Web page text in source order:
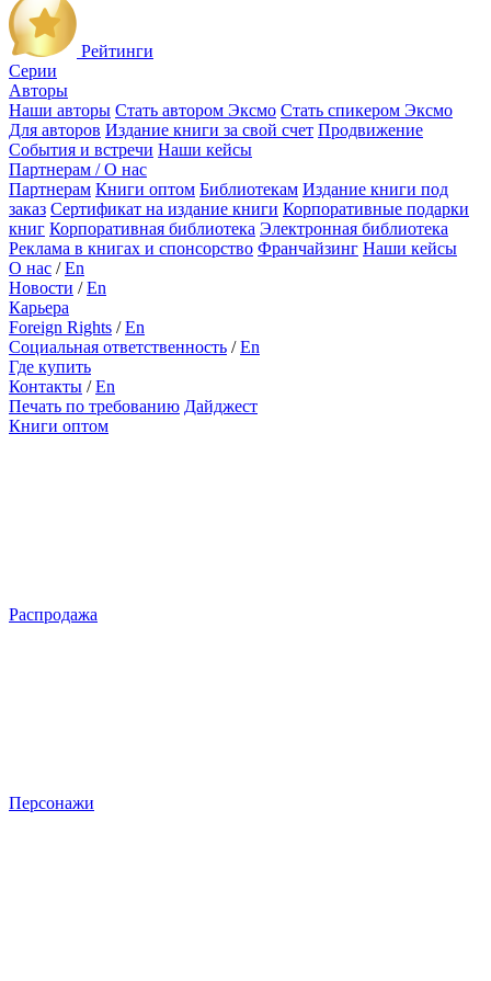
Рейтинги
Серии
Авторы
Наши авторы Стать автором Эксмо Стать спикером Эксмо
Для авторов Издание книги за свой счет Продвижение
События и встречи Наши кейсы
Партнерам / О нас
Партнерам Книги оптом Библиотекам Издание книги под
заказ Сертификат на издание книги Корпоративные подарки
книг Корпоративная библиотека Электронная библиотека
Реклама в книгах и спонсорство Франчайзинг Наши кейсы
О нас /En
Новости /En
Карьера
Foreign Rights /En
Социальная ответственность /En
Где купить
Контакты /En
Печать по требованию Дайджест
Книги оптом
Распродажа
Персонажи